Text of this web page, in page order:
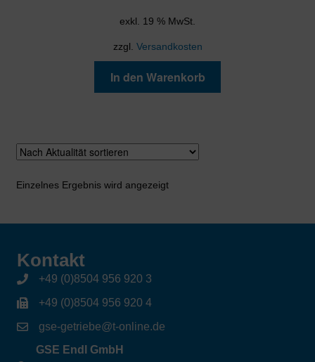
exkl. 19 % MwSt.
zzgl. Versandkosten
In den Warenkorb
Einzelnes Ergebnis wird angezeigt
Kontakt
+49 (0)8504 956 920 3
+49 (0)8504 956 920 4
gse-getriebe@t-online.de
GSE Endl GmbH